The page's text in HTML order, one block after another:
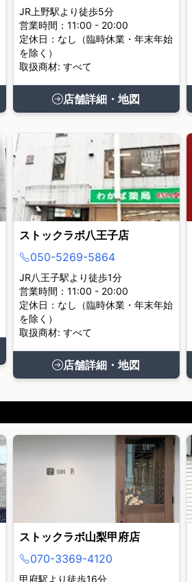
JR上野駅より徒歩5分
営業時間：11:00 - 20:00
定休日：なし（臨時休業・年末年始
を除く）
取扱商材: すべて
店舗詳細・地図
ストックラボ八王子店
050-5269-5864
JR八王子駅より徒歩1分
営業時間：11:00 - 20:00
定休日：なし（臨時休業・年末年始
を除く）
取扱商材: すべて
店舗詳細・地図
ストックラボ山梨甲府店
070-3369-4120
甲府駅より徒歩16分